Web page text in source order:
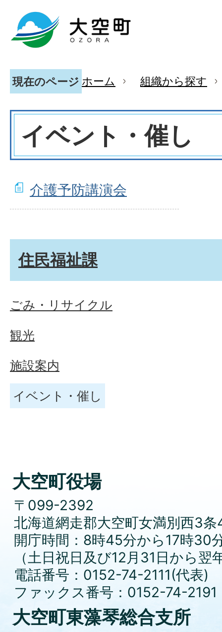
現在のページ ホーム 組織から探す
イベント・催し
介護予防講演会
住民福祉課
ごみ・リサイクル
観光
施設案内
イベント・催し
大空町役場
〒099-2392
北海道網走郡大空町女満別西3条
開庁時間：8時45分から17時30
（土日祝日及び12月31日から
電話番号：0152-74-2111(代表)
ファックス番号：0152-74-2191
大空町東藻琴総合支所